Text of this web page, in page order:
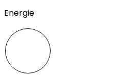
Energie